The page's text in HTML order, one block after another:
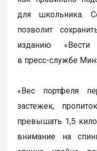
для школьника.
позволит
изданию «Вести
в пресс-службе
«Вес портфеля
застежек,
превышать 1,5
внимание на